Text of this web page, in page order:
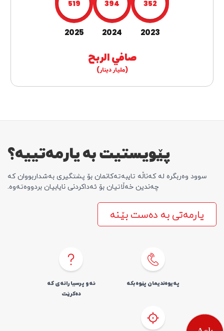
352
2023
394
2024
519
2025
صافي الربح
(مليار دينار)
پێویستیت بە یارمەتییە؟
سوود وەربگرە لە کەناڵە تایبەتەکانمان بۆ پشتگیری بەشداربووان کە
چەندین خەڵاتیان بۆ ئەداکردنی نایابیان بردووەتەوە.
یارمەتی بە دەست بێنە
پەیوەندیمان پێوە بکە
ئەو پرسیارانەی کە
دەکرێت